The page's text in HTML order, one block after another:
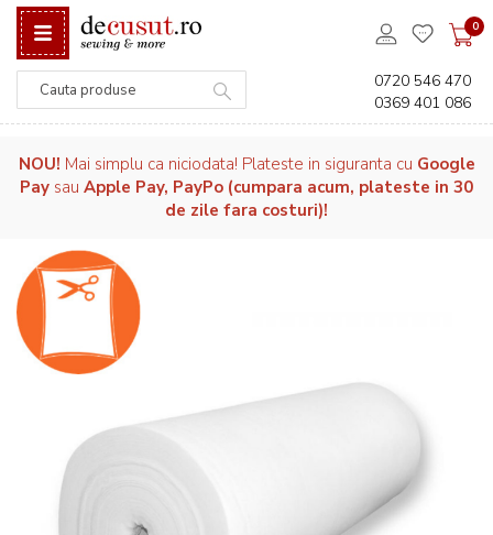
0
0720 546 470
0369 401 086
NOU! Mai simplu ca niciodata! Plateste in siguranta cu Google
Pay sau Apple Pay, PayPo (cumpara acum, plateste in 30
de zile fara costuri)!